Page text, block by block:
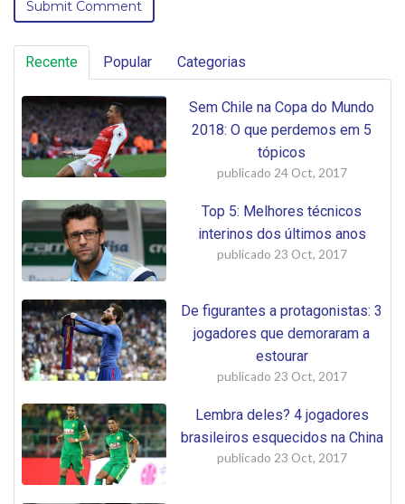
Recente Popular Categorias
Sem Chile na Copa do Mundo
2018: O que perdemos em 5
tópicos
publicado 24 Oct, 2017
Top 5: Melhores técnicos
interinos dos últimos anos
publicado 23 Oct, 2017
De figurantes a protagonistas: 3
jogadores que demoraram a
estourar
publicado 23 Oct, 2017
Lembra deles? 4 jogadores
brasileiros esquecidos na China
publicado 23 Oct, 2017